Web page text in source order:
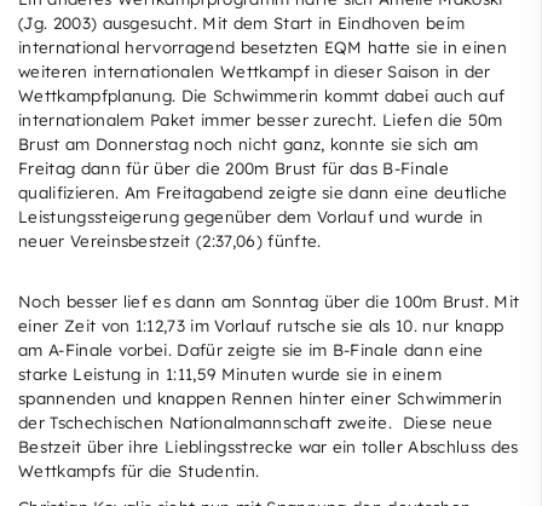
(Jg. 2003) ausgesucht. Mit dem Start in Eindhoven beim
international hervorragend besetzten EQM hatte sie in einen
weiteren internationalen Wettkampf in dieser Saison in der
Wettkampfplanung. Die Schwimmerin kommt dabei auch auf
internationalem Paket immer besser zurecht. Liefen die 50m
Brust am Donnerstag noch nicht ganz, konnte sie sich am
Freitag dann für über die 200m Brust für das B-Finale
qualifizieren. Am Freitagabend zeigte sie dann eine deutliche
Leistungssteigerung gegenüber dem Vorlauf und wurde in
neuer Vereinsbestzeit (2:37,06) fünfte.
Noch besser lief es dann am Sonntag über die 100m Brust. Mit
einer Zeit von 1:12,73 im Vorlauf rutsche sie als 10. nur knapp
am A-Finale vorbei. Dafür zeigte sie im B-Finale dann eine
starke Leistung in 1:11,59 Minuten wurde sie in einem
spannenden und knappen Rennen hinter einer Schwimmerin
der Tschechischen Nationalmannschaft zweite. Diese neue
Bestzeit über ihre Lieblingsstrecke war ein toller Abschluss des
Wettkampfs für die Studentin.